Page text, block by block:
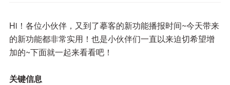
Hi！各位小伙伴，又到了摹客的新功能播报时间~今天带来
的新功能都非常实用！也是小伙伴们一直以来迫切希望增
加的~下面就一起来看看吧！
关键信息